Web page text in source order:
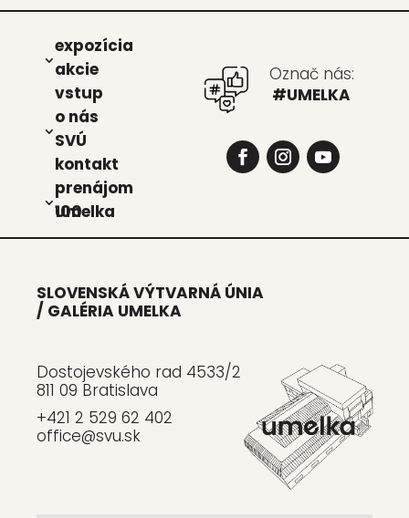
expo­zí­cia
akcie
vstup
o nás
SVÚ
kon­takt
pre­ná­jom
Umel­ka 100
Označ nás:
#UMELKA
SLOVENSKÁ VÝTVARNÁ ÚNIA
/ GALÉRIA UMELKA
Dostojevského rad 4533/2
811 09 Bratislava
+421 2 529 62 402
office@svu.sk